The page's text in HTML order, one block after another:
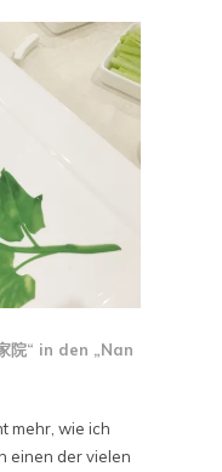
院“ in den „Nan
mehr, wie ich
einen der vielen